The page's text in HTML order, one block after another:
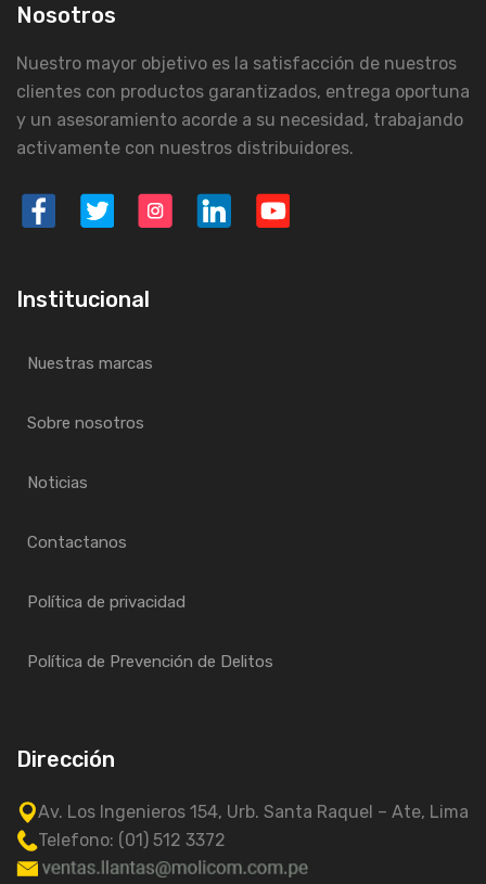
Nosotros
Nuestro mayor objetivo es la satisfacción de nuestros
clientes con productos garantizados, entrega oportuna
y un asesoramiento acorde a su necesidad, trabajando
activamente con nuestros distribuidores.
Institucional
Nuestras marcas
Sobre nosotros
Noticias
Contactanos
Política de privacidad
Política de Prevención de Delitos
Dirección
Av. Los Ingenieros 154, Urb. Santa Raquel – Ate, Lima
Telefono: (01) 512 3372